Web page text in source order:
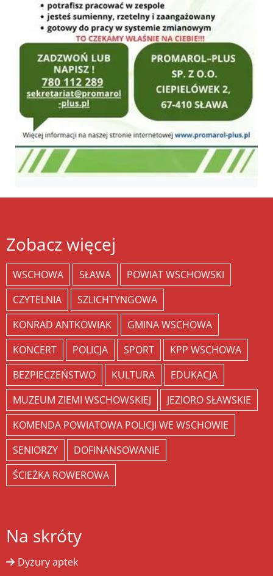
Zobacz więcej
WSCHOWA SŁAWA
POWIAT WSCHOWSKI
CZYTELNIA
SZLICHTYNGOWA
KONRAD ANTKOWIAK
GMINA WSCHOWA
KONCERT
POLICJA SPORT
KPP WSCHOWA
BEZPIECZEŃSTWO
KULTURA
EDUKACJA
MUZEUM ZIEMI WSCHOWSKIEJ
JEZIORO SŁAWSKIE
KOMENDA POWIATOWA POLICJI WE WSCHOWIE
SENIORZY
DOFINANSOWANIE
ŚCIEŻKA ROWEROWA
Na skróty
Dyżury aptek